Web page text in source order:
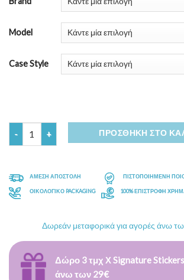
Model
Case Style
Ποσότητα ΠΡΟΣΘΉΚΗ ΣΤΟ
ΑΜΕΣΗ ΑΠΟΣΤΟΛΗ ΠΙΣΤΟΠΟΙΗΜΕΝΗ
ΟΙΚΟΛΟΓΙΚΟ PACKAGING 100% ΕΠΙΣΤΡΟΦΗ
Δωρεάν μεταφορικά για αγορές άνω
Δώρο 3 τμχ Χ Signature
άνω των 29€